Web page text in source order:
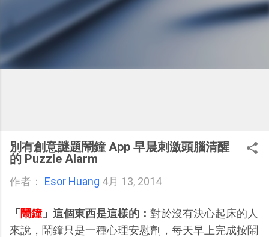
別有創意謎題鬧鐘 App 早晨刺激頭腦清醒
的 Puzzle Alarm
作者： Esor Huang 4月 13, 2014
「 鬧鐘」這個東西是這樣的： 對於沒有決心起床的人
來說，鬧鐘只是一種心理安慰劑，每天早上完成按鬧